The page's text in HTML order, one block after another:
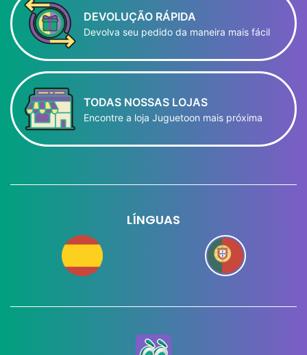
DEVOLUÇÃO RÁPIDA
Devolva seu pedido da maneira mais fácil
TODAS NOSSAS LOJAS
Encontre a loja Juguetoon mais próxima
LÍNGUAS